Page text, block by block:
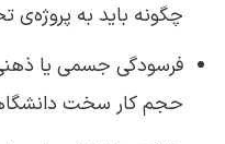
چگونه باید به پروژه‌ی
فرسودگی جسمی یا
حجم کار سخت